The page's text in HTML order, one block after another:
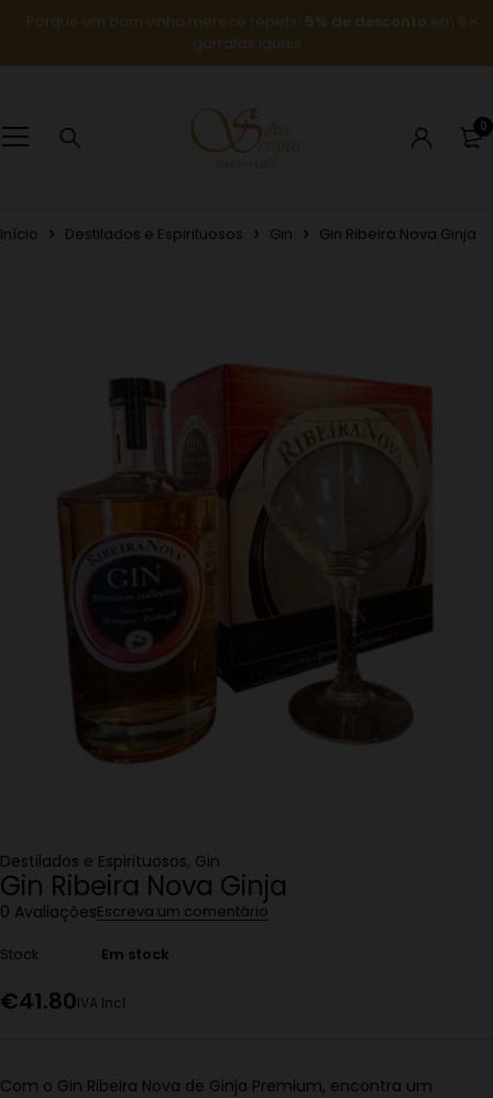
Porque um bom vinho merece repetir: 5% de desconto em 6
garrafas iguais
0
Início Destilados e Espirituosos Gin Gin Ribeira Nova Ginja
Destilados e Espirituosos, Gin
Gin Ribeira Nova Ginja
0 AvaliaçõesEscreva um comentário
Stock Em stock
€41.80IVA Incl.
Com o Gin Ribeira Nova de Ginja Premium, encontra um